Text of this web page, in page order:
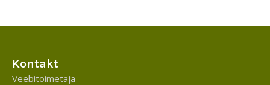
Kontakt
Veebitoimetaja